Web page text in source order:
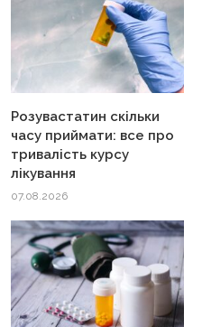
Розувастатин скільки
часу приймати: все про
тривалість курсу
лікування
07.08.2026